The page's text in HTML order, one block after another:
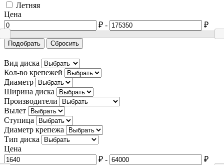
Dacia
Daewoo
Daihatsu
Dodge
Dongfeng
DS
Eagle
FAW
Летняя
Цена
₽ - ₽
Подобрать Сбросить
Вид диска
Кол-во крепежей
Диаметр
Ширина диска
Производители
Вылет
Ступица
Диаметр крепежа
Тип диска
Цена
₽ - ₽